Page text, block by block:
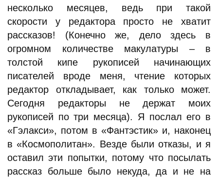
несколько месяцев, ведь при такой
скорости у редактора просто не хватит
рассказов! (Конечно же, дело здесь в
огромном количестве макулатуры – в
толстой кипе рукописей начинающих
писателей вроде меня, чтение которых
редактор откладывает, как только может.
Сегодня редакторы не держат моих
рукописей по три месяца). Я послал его в
«Гэлакси», потом в «Фантэстик» и, наконец
в «Космополитан». Везде были отказы, и я
оставил эти попытки, потому что посылать
рассказ больше было некуда, да и не на